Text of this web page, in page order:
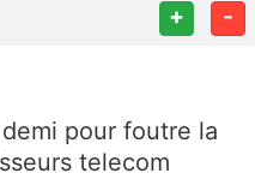
+ -
pour foutre la
telecom